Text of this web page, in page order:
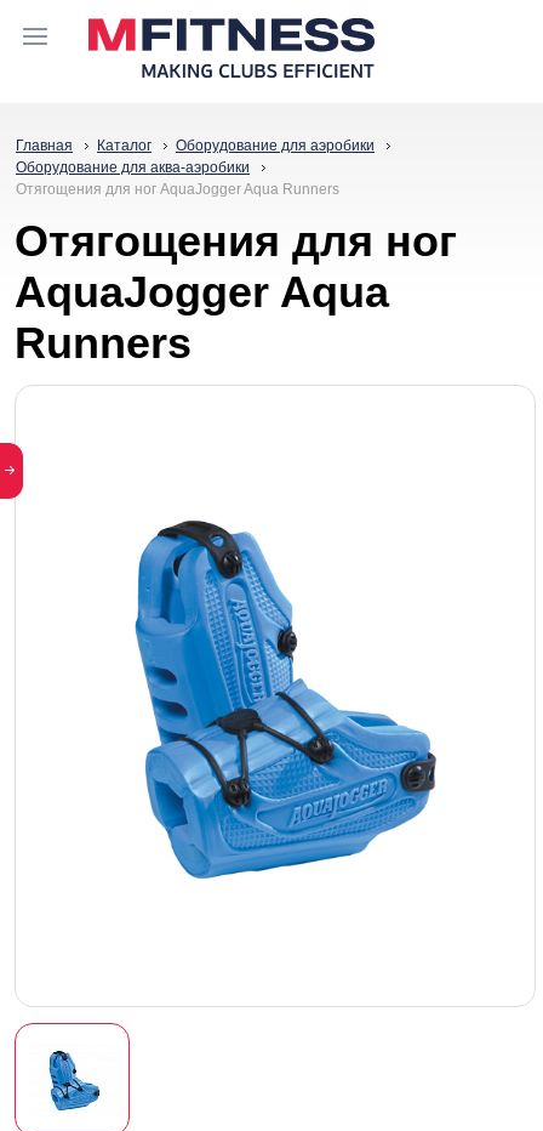
Главная Каталог
Оборудование для аэробики
Оборудование для аква-аэробики
Отягощения для ног AquaJogger Aqua Runners
Отягощения для ног
AquaJogger Aqua
Runners